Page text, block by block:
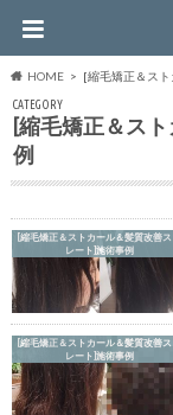
HOME [縮毛矯正＆ス
CATEGORY
[縮毛矯正＆ス
例
[縮毛矯正＆ストカール＆髪質改善ス
レート]施術事例
[縮毛矯正＆ストカール＆髪質改善ス
レート]施術事例